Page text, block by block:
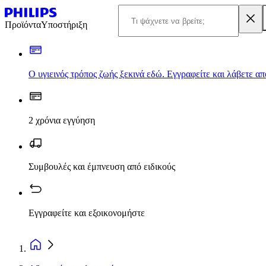
ΠροϊόνταΥποστήριξη
Ο υγιεινός τρόπος ζωής ξεκινά εδώ. Εγγραφείτε και λάβετε
2 χρόνια εγγύηση
Συμβουλές και έμπνευση από ειδικούς
Εγγραφείτε και εξοικονομήστε